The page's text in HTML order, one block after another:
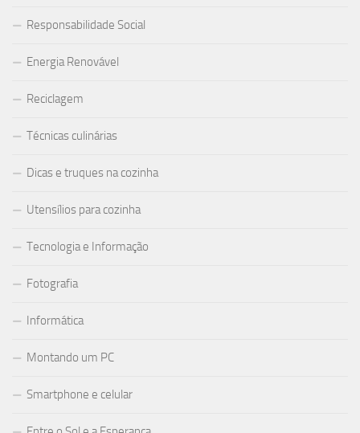
Responsabilidade Social
Energia Renovável
Reciclagem
Técnicas culinárias
Dicas e truques na cozinha
Utensílios para cozinha
Tecnologia e Informação
Fotografia
Informática
Montando um PC
Smartphone e celular